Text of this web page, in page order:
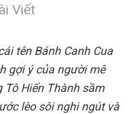
Viết
tên Bánh Canh Cua
gợi ý của người mê
Hiến Thành sầm
lèo sôi nghi ngút và